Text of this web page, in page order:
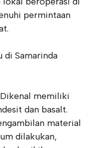
permintaan
di Samarinda
memiliki
dan basalt.
material
dilakukan,